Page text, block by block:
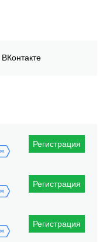
ВКонтакте
Регистрация
Регистрация
Регистрация